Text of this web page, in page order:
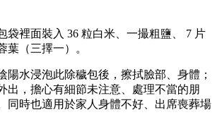
袋裡面裝入 36 粒白米、一撮粗鹽、 7 片
葉（三擇一）。
陽水浸泡此除穢包後，擦拭臉部、身體；
出，擔心有細節未注意、處理不當的朋
同時也適用於家人身體不好、出席喪葬場